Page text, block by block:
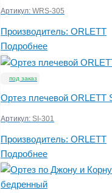
Артикул: WRS-305
Производитель: ORLETT
Подробнее
под заказ
Ортез плечевой ORLETT
Артикул: SI-301
Производитель: ORLETT
Подробнее